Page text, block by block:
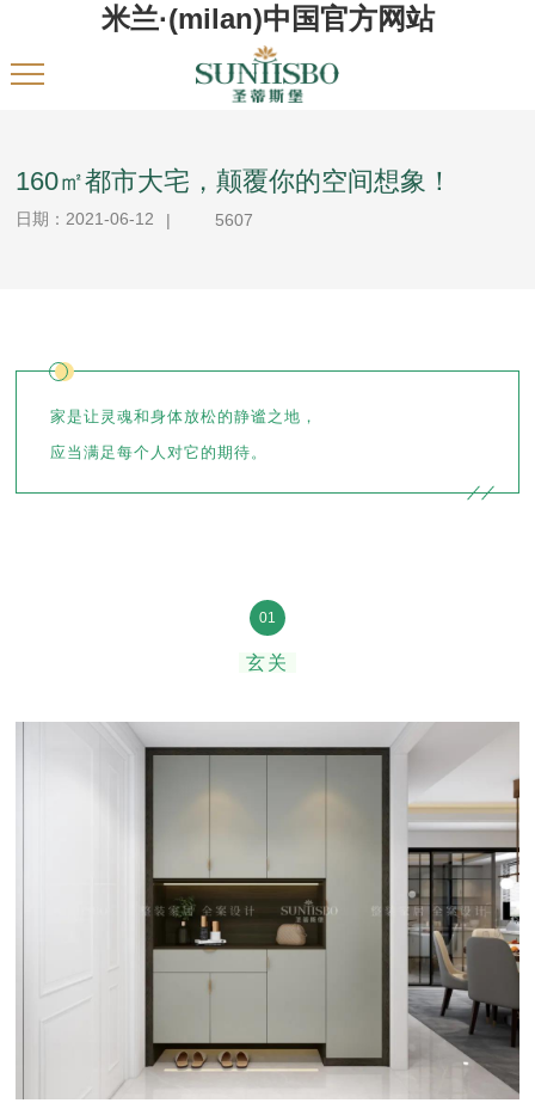
米兰·(milan)中国官方网站
160㎡都市大宅，颠覆你的空间想象！
日期：2021-06-12 | 5607
家是让灵魂和身体放松的静谧之地，
应当满足每个人对它的期待。
01
玄关